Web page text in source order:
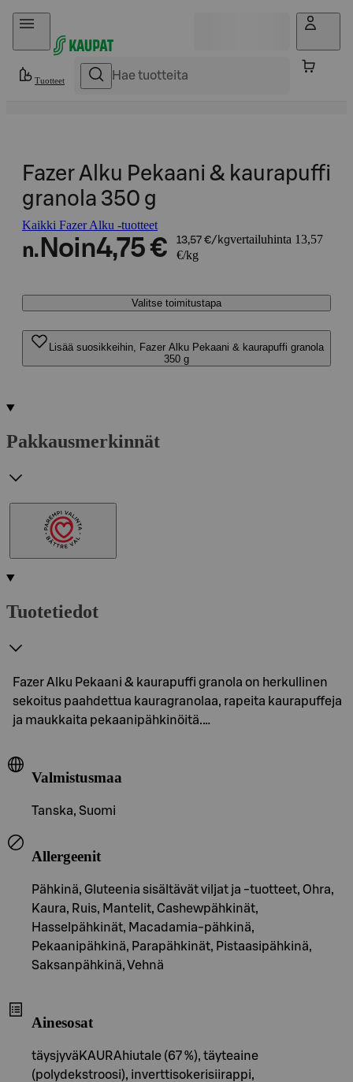
Hyppää sisältöön
Tuotteet
Fazer Alku Pekaani & kaurapuffi
granola 350 g
Kaikki Fazer Alku -tuotteet
n. Noin4,75 € 13,57 €/kgvertailuhinta 13,57
€/kg
Valitse toimitustapa
Lisää suosikkeihin, Fazer Alku Pekaani & kaurapuffi granola
350 g
Pakkausmerkinnät
Tuotetiedot
Fazer Alku Pekaani & kaurapuffi granola on herkullinen
sekoitus paahdettua kauragranolaa, rapeita kaurapuffeja
ja maukkaita pekaanipähkinöitä.…
Valmistusmaa
Tanska, Suomi
Allergeenit
Pähkinä, Gluteenia sisältävät viljat ja -tuotteet, Ohra,
Kaura, Ruis, Mantelit, Cashewpähkinät,
Hasselpähkinät, Macadamia-pähkinä,
Pekaanipähkinä, Parapähkinät, Pistaasipähkinä,
Saksanpähkinä, Vehnä
Ainesosat
täysjyväKAURAhiutale (67 %), täyteaine
(polydekstroosi), inverttisokerisiirappi,